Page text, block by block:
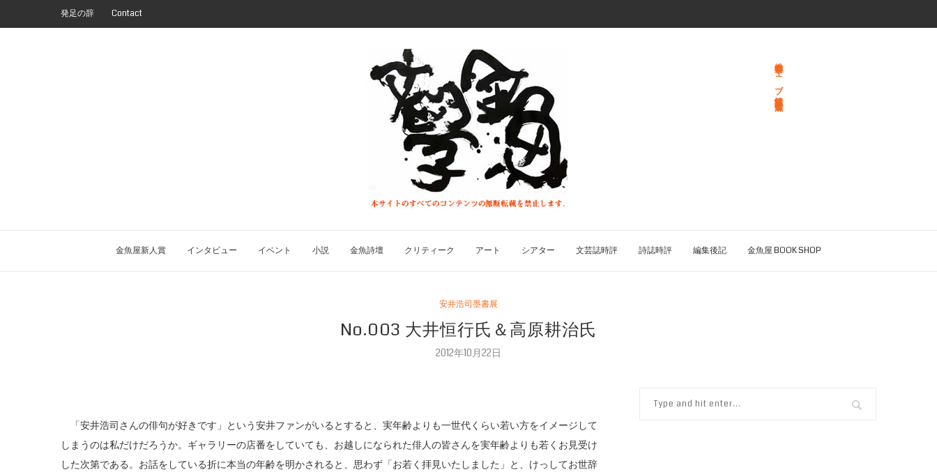
発足の辞 Contact
総合文学ウェブ情報誌 文学金魚
金魚屋新人賞 インタビュー イベント 小説 金魚詩壇 クリティーク アート シアター 文芸誌時評 詩誌時評 編集後記 金魚屋 BOOK SHOP
安井浩司墨書展
No.003 大井恒行氏＆高原耕治氏
2012年10月22日
「安井浩司さんの俳句が好きです」という安井ファンがいるとすると、実年齢よりも一世代くらい若い方をイメージして
しまうのは私だけだろうか。ギャラリーの店番をしていても、お越しになられた俳人の皆さんを実年齢よりも若くお見受け
した次第である。お話をしている折に本当の年齢を明かされると、思わず「お若く拝見いたしました」と、けっしてお世辞